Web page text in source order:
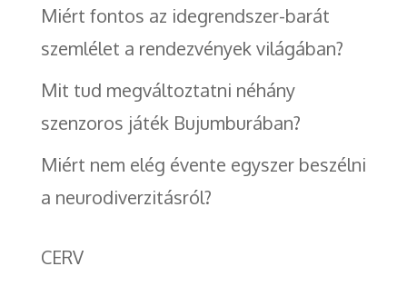
Miért fontos az idegrendszer-barát
szemlélet a rendezvények világában?
Mit tud megváltoztatni néhány
szenzoros játék Bujumburában?
Miért nem elég évente egyszer beszélni
a neurodiverzitásról?
CERV